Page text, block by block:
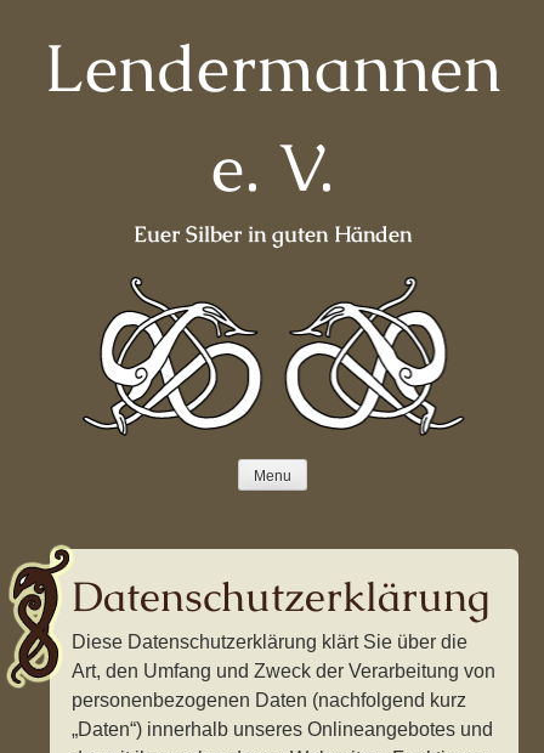
contentLendermannen
e. V.
Euer Silber in guten Händen
Menu
Datenschutzerklärung
Diese Datenschutzerklärung klärt Sie über die
Art, den Umfang und Zweck der Verarbeitung von
personenbezogenen Daten (nachfolgend kurz
„Daten“) innerhalb unseres Onlineangebotes und